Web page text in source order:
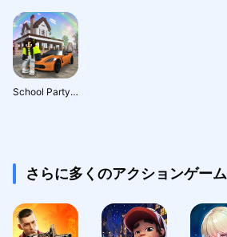
School Party Craft
さらに多くのアクションゲーム